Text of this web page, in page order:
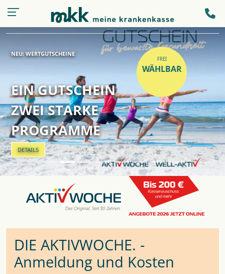
Kassen-
NEU: WERTGUTSCHEINE
EIN GUTSCHEIN
ZWEI STARKE
PROGRAMME
DETAILS
FREI
WÄHLBAR
DIE AKTIVWOCHE. -
Anmeldung und Kosten